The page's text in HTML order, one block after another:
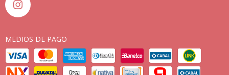
MEDIOS DE PAGO